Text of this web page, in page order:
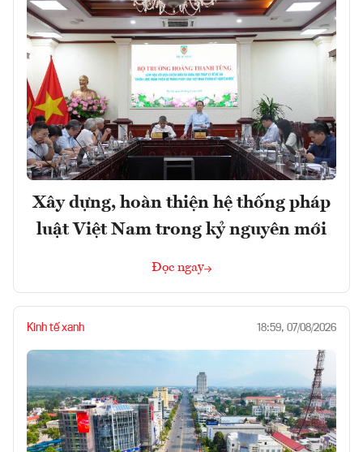
Xây dựng, hoàn thiện hệ thống pháp
luật Việt Nam trong kỷ nguyên mới
Đọc ngay
Kinh tế xanh 18:59, 07/08/2026